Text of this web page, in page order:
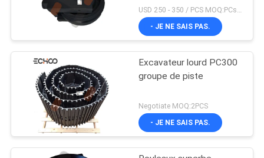
superbes
USD 250 - 350 / PCS MOQ:PCs 1
- JE NE SAIS PAS.
Excavateur lourd PC300
groupe de piste
Negotiate MOQ:2PCS
- JE NE SAIS PAS.